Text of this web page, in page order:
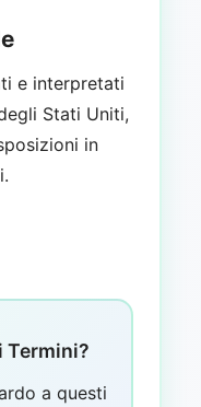
e interpretati
Stati Uniti,
in
Termini?
a questi